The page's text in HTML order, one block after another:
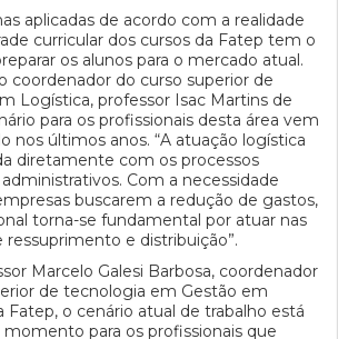
aplicadas de acordo com a realidade
curricular dos cursos da Fatep tem o
os alunos para o mercado atual.
coordenador do curso superior de
Logística, professor Isac Martins de
para os profissionais desta área vem
nos últimos anos. “A atuação logística
diretamente com os processos
Com a necessidade
buscarem a redução de gastos,
torna-se fundamental por atuar nas
ressuprimento e distribuição”.
Marcelo Galesi Barbosa, coordenador
de tecnologia em Gestão em
Fatep, o cenário atual de trabalho está
para os profissionais que